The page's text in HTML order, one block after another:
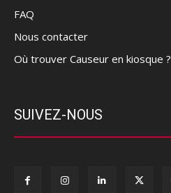
FAQ
Nous contacter
Où trouver Causeur en kiosque ?
SUIVEZ-NOUS